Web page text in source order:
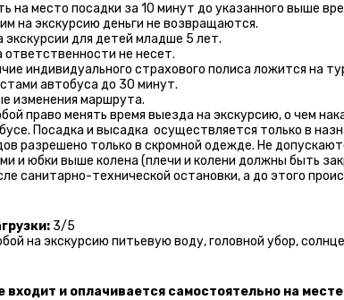
на место посадки за 10 минут до указанного выше
на экскурсию деньги не возвращаются.
экскурсии для детей младше 5 лет.
не несет.
индивидуального страхового полиса ложится на
автобуса до 30 минут.
изменения маршрута.
право менять время выезда на экскурсию, о чем
Посадка и высадка осуществляется только в
разрешено только в скромной одежде. Не
и юбки выше колена (плечи и колени должны быть
санитарно-технической остановки, а до этого
3/5
на экскурсию питьевую воду, головной убор,
входит и оплачивается самостоятельно на